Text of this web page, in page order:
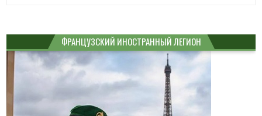
ФРАНЦУЗСКИЙ ИНОСТРАННЫЙ ЛЕГИОН